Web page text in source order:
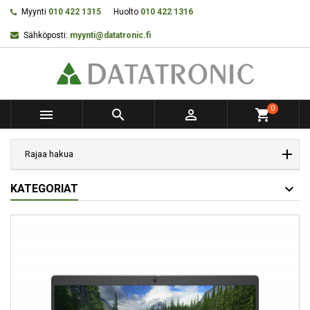
Myynti 010 422 1315 Huolto 010 422 1316
Sähköposti: myynti@datatronic.fi
   shopping_cart0
Rajaa hakua
KATEGORIAT